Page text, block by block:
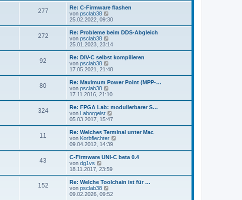
g
r
B
e
i
t
r
a
g
s
r
B
t
r
277
Re: C-Firmware flashen
von psclab38
e
u
e
t
r
B
e
i
r
g
25.02.2022, 09:30
272
Re: Probleme beim DDS-Abgleich
von psclab38
e
u
e
t
r
B
e
i
r
a
g
25.01.2023, 23:14
92
Re: DIV-C selbst kompilieren
von psclab38
e
u
e
t
B
e
i
r
a
g
17.05.2021, 21:48
80
Re: Maximum Power Point (MPP-…
von psclab38
e
u
e
s
t
B
e
i
r
g
17.11.2016, 21:10
324
Re: FPGA Lab: modulierbarer S…
von Laborgeist
e
u
e
s
t
r
B
r
g
05.03.2017, 15:47
11
Re: Welches Terminal unter Mac
von Korbflechter
u
e
B
09.04.2012, 14:39
43
C-Firmware UNI-C beta 0.4
von dg1vs
e
u
e
s
t
18.11.2017, 23:59
152
Re: Welche Toolchain ist für …
von psclab38
e
09.02.2026, 09:52